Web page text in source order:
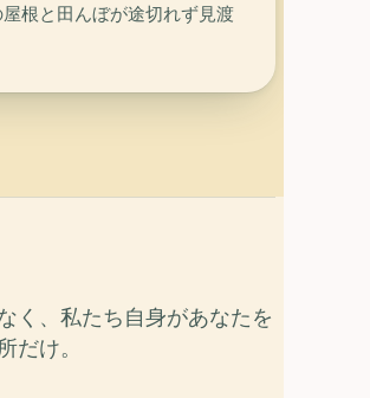
根と田んぼが途切れず見渡
く、私たち自身があなたを
だけ。